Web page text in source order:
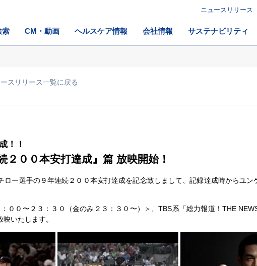
索 CM・動画 ヘルスケア情報 会社情報 サステナビリティ
ニュースリリース
スリリース一覧に戻る
！！
００本安打達成』篇 放映開始！
ー選手の９年連続２００本安打達成を記念致しまして、記録達成時からユン
００〜２３：３０（金のみ２３：３０〜）＞、TBS系「総力報道！THE
いたします。